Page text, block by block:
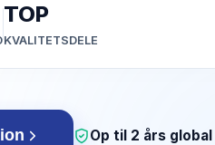
TOP
KVALITETSDELE
Op til 2 års